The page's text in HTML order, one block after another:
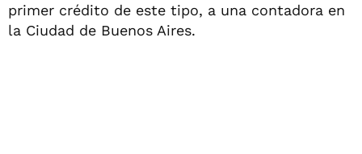
primer crédito de este tipo, a una contadora en
la Ciudad de Buenos Aires.